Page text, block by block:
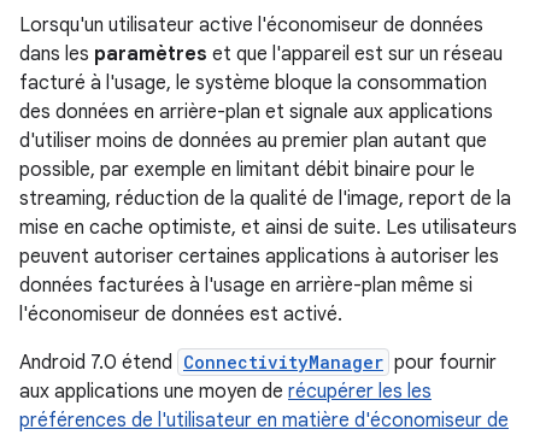
Lorsqu'un utilisateur active l'économiseur de données
dans les paramètres et que l'appareil est sur un réseau
facturé à l'usage, le système bloque la consommation
des données en arrière-plan et signale aux applications
d'utiliser moins de données au premier plan autant que
possible, par exemple en limitant débit binaire pour le
streaming, réduction de la qualité de l'image, report de la
mise en cache optimiste, et ainsi de suite. Les utilisateurs
peuvent autoriser certaines applications à autoriser les
données facturées à l'usage en arrière-plan même si
l'économiseur de données est activé.
Android 7.0 étend
ConnectivityManager pour fournir
aux applications une moyen de récupérer les les
préférences de l'utilisateur en matière d'économiseur de